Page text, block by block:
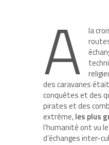
A
la
des caravanes
conquêtes et des
pirates et des
extrême,les plus
l’humanité ont vu
d’échanges inter-